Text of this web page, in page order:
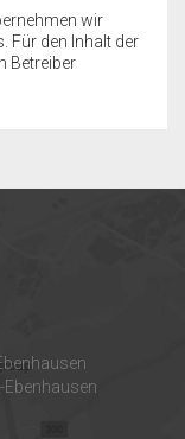
wir
Für den Inhalt der
Betreiber